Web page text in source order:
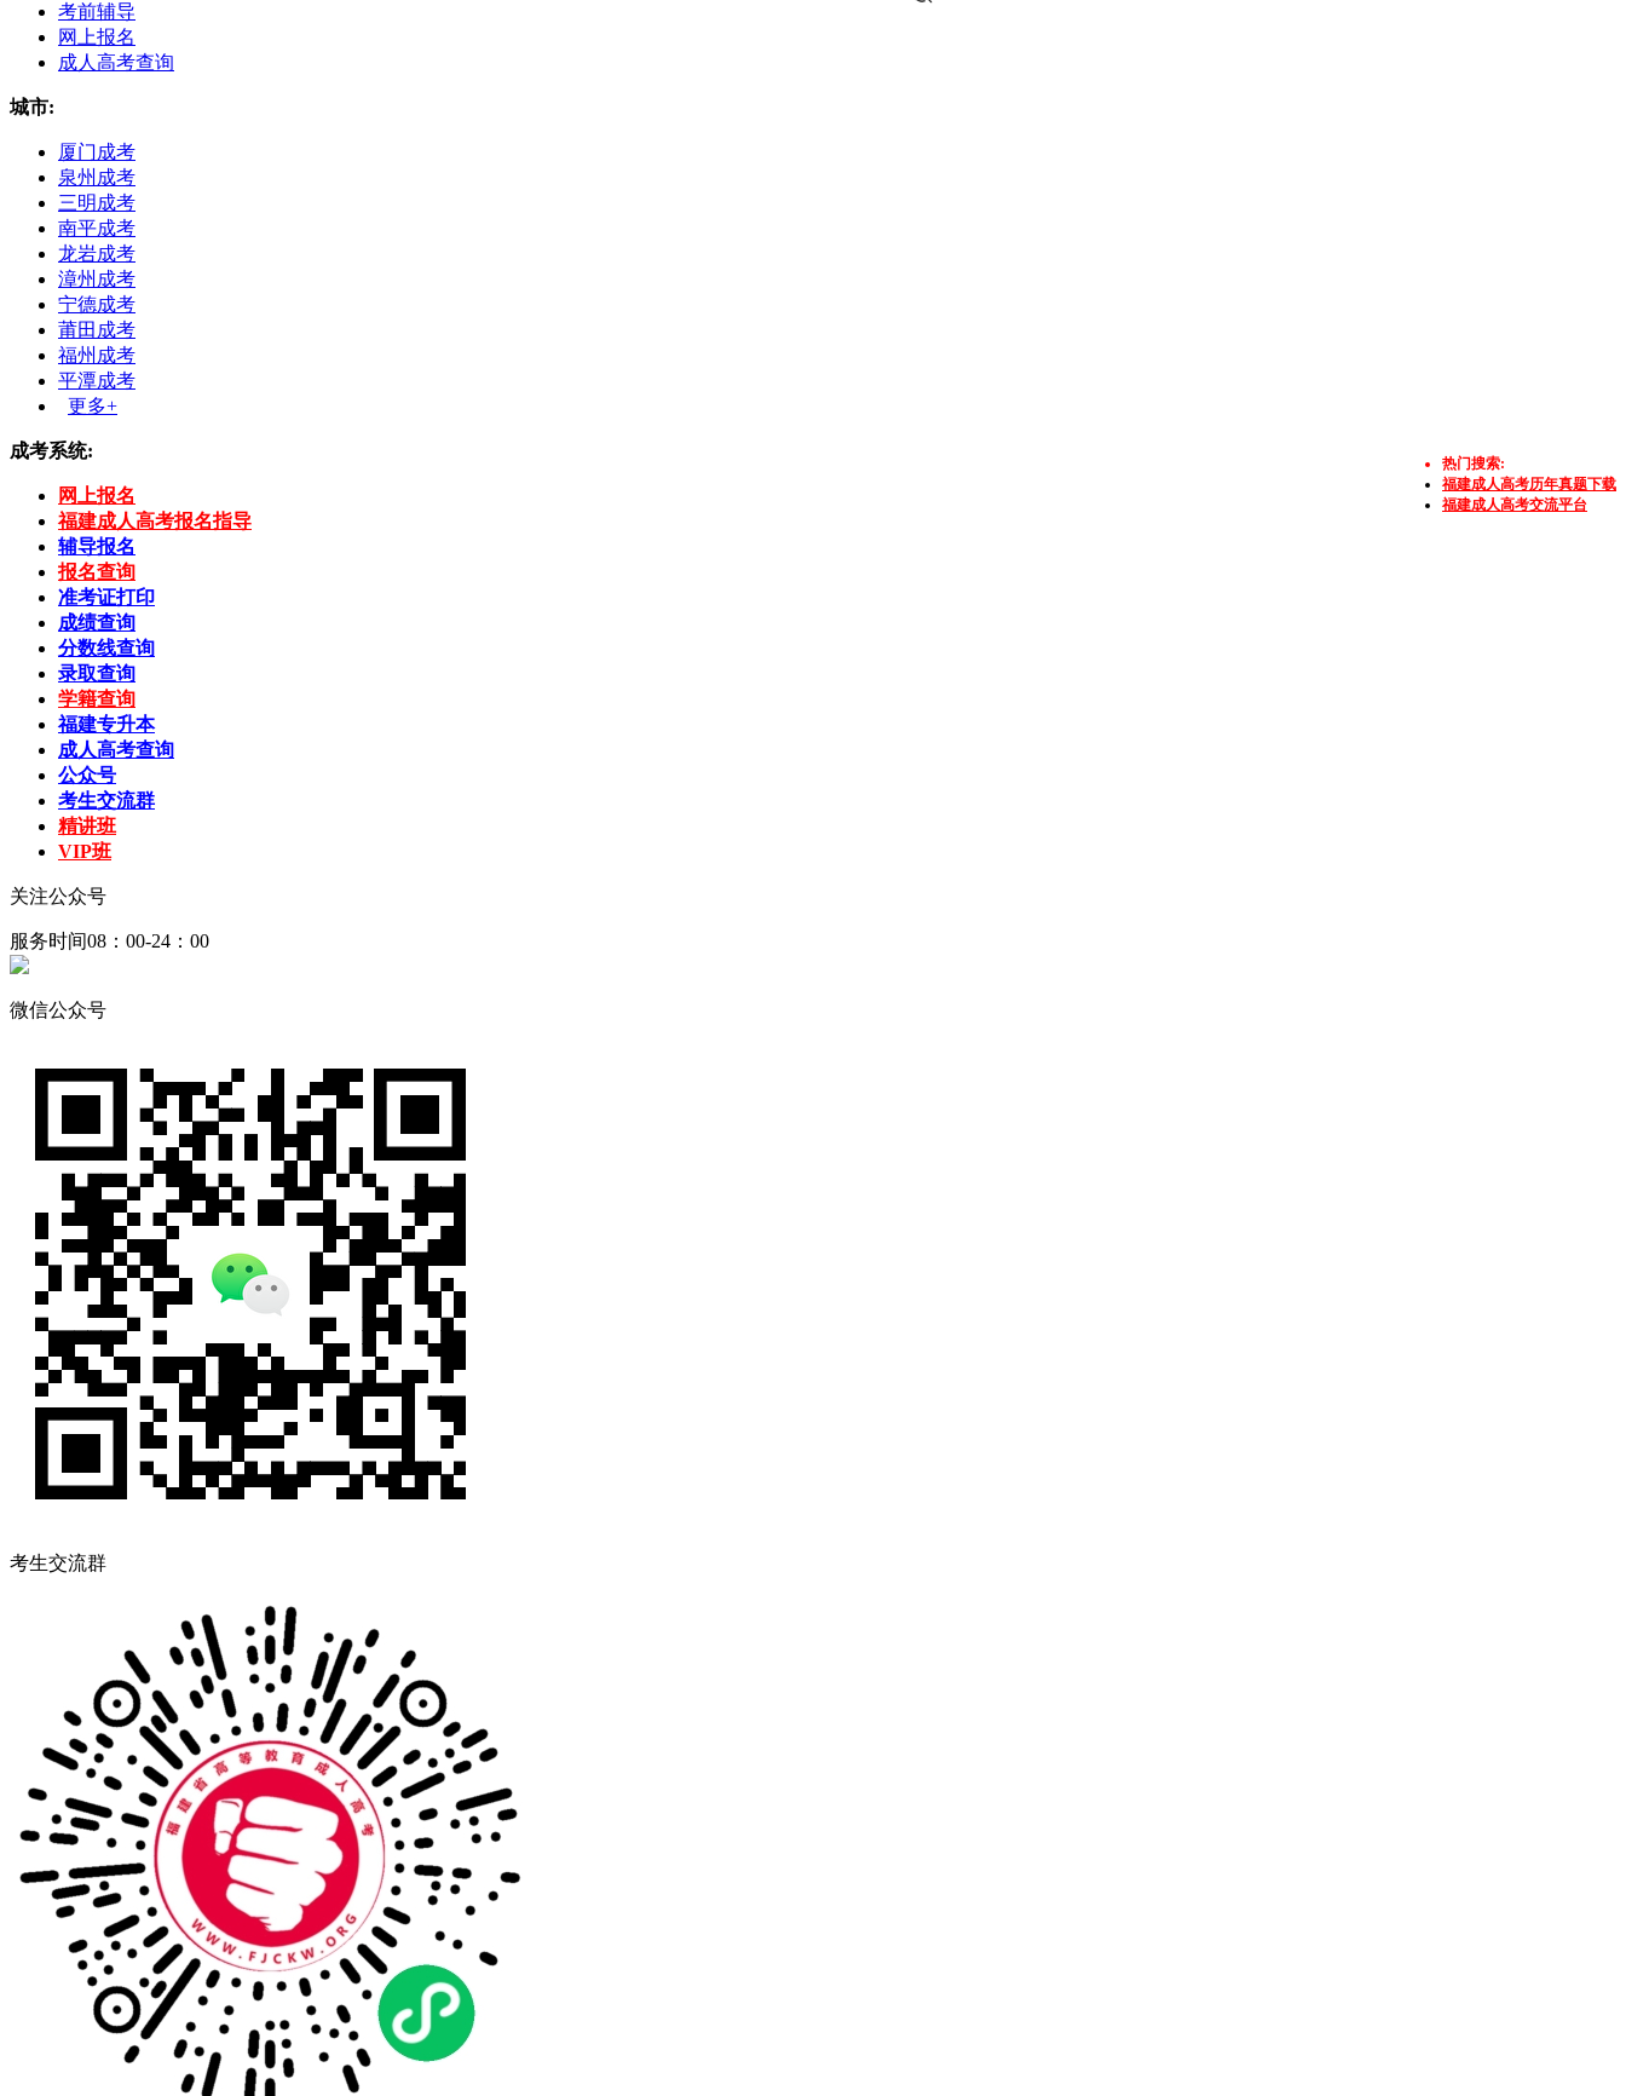
考前辅导
网上报名
成人高考查询
城市:
厦门成考
泉州成考
三明成考
南平成考
龙岩成考
漳州成考
宁德成考
莆田成考
福州成考
平潭成考
更多+
热门搜索:
福建成人高考历年真题下载
福建成人高考交流平台
成考系统:
网上报名
福建成人高考报名指导
辅导报名
报名查询
准考证打印
成绩查询
分数线查询
录取查询
学籍查询
福建专升本
成人高考查询
公众号
考生交流群
精讲班
VIP班
关注公众号
服务时间08：00-24：00
微信公众号
考生交流群